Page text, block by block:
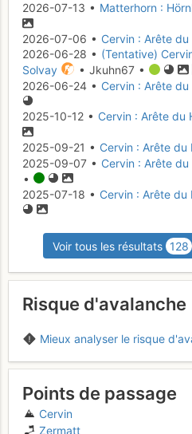
2026-07-13 • Matterhorn :
2026-07-06 • Cervin : Arête du
2026-06-28 • (Tentative)
Solvay
• Jkuhn67 •
2026-06-24 • Cervin : Arête du
2025-10-12 • Cervin : Arête du
2025-09-21 • Cervin : Arête du
2025-09-07 • Cervin : Arête du
•
2025-07-18 • Cervin : Arête du
Voir tous les résultats 128
Risque d'avalanche
Mieux analyser le risque
Points de passage
Cervin
Zermatt